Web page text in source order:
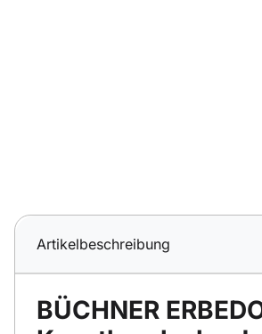
Artikelbeschreibung
BÜCHNER